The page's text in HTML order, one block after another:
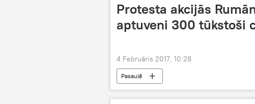
Protesta akcijās
aptuveni 300 tūkstoši
4 Februāris 2017, 10:28
Pasaulē